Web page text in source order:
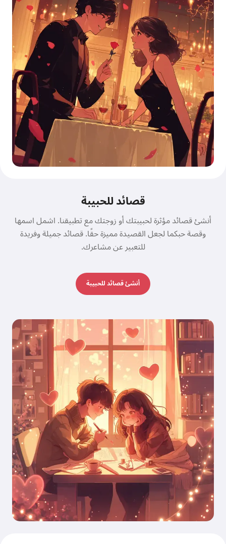
قصائد للحبيبة
أنشئ قصائد مؤثرة لحبيبتك أو زوجتك مع تطبيقنا. اشمل اسمها
وقصة حبكما لجعل القصيدة مميزة حقًا. قصائد جميلة وفريدة
للتعبير عن مشاعرك.
أنشئ قصائد للحبيبة